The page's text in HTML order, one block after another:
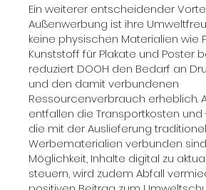
Ein weiterer entscheidender
Außenwerbung ist ihre
keine physischen Materialien wie
Kunststoff für Plakate und Poster
reduziert DOOH den Bedarf an
und den damit verbundenen
Ressourcenverbrauch erheblich.
entfallen die Transportkosten
die mit der Auslieferung
Werbematerialien verbunden
Möglichkeit, Inhalte digital zu
steuern, wird zudem Abfall